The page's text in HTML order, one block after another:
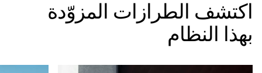
اكتشف الطرازات المزوّدة
بهذا النظام